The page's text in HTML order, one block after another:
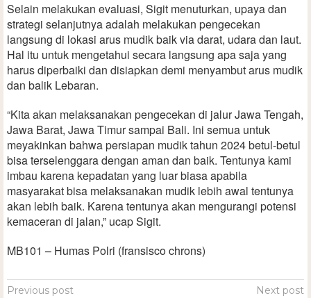
Selain melakukan evaluasi, Sigit menuturkan, upaya dan
strategi selanjutnya adalah melakukan pengecekan
langsung di lokasi arus mudik baik via darat, udara dan laut.
Hal itu untuk mengetahui secara langsung apa saja yang
harus diperbaiki dan disiapkan demi menyambut arus mudik
dan balik Lebaran.
“Kita akan melaksanakan pengecekan di jalur Jawa Tengah,
Jawa Barat, Jawa Timur sampai Bali. Ini semua untuk
meyakinkan bahwa persiapan mudik tahun 2024 betul-betul
bisa terselenggara dengan aman dan baik. Tentunya kami
imbau karena kepadatan yang luar biasa apabila
masyarakat bisa melaksanakan mudik lebih awal tentunya
akan lebih baik. Karena tentunya akan mengurangi potensi
kemaceran di jalan,” ucap Sigit.
MB101 – Humas Polri (fransisco chrons)
Previous post
Next post